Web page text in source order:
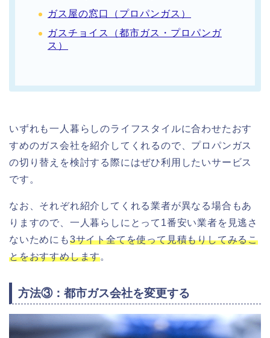
ガス屋の窓口（プロパンガス）
ガスチョイス（都市ガス・プロパンガ
ス）
いずれも一人暮らしのライフスタイルに合わせたおす
すめのガス会社を紹介してくれるので、プロパンガス
の切り替えを検討する際にはぜひ利用したいサービス
です。
なお、それぞれ紹介してくれる業者が異なる場合もあ
りますので、一人暮らしにとって1番安い業者を見逃さ
ないためにも3サイト全てを使って見積もりしてみるこ
とをおすすめします。
方法③：都市ガス会社を変更する